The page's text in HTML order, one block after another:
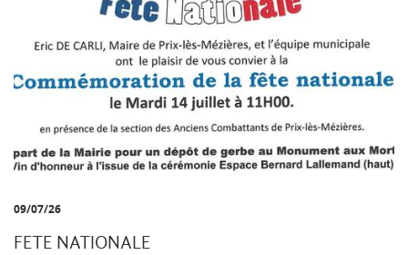
09/07/26
FETE NATIONALE